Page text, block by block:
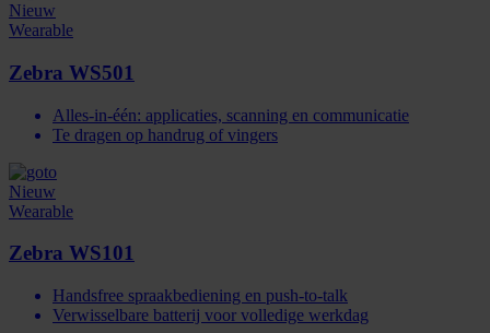
Nieuw
Wearable
Zebra WS501
Alles-in-één: applicaties, scanning en communicatie
Te dragen op handrug of vingers
Nieuw
Wearable
Zebra WS101
Handsfree spraakbediening en push-to-talk
Verwisselbare batterij voor volledige werkdag